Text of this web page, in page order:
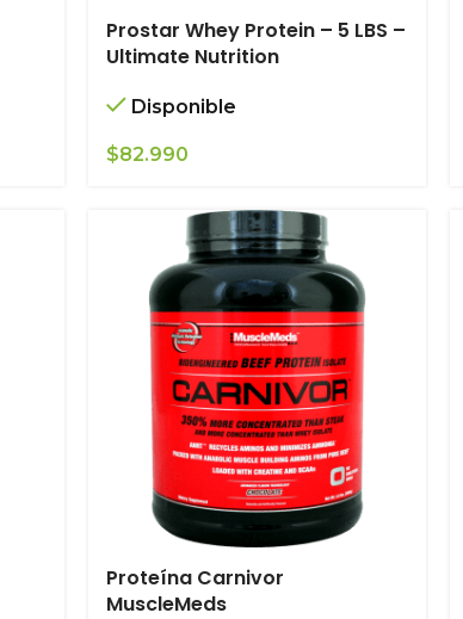
Prostar Whey Protein – 5 LBS –
Ultimate Nutrition
Disponible
$82.990
Proteína Carnivor
MuscleMeds